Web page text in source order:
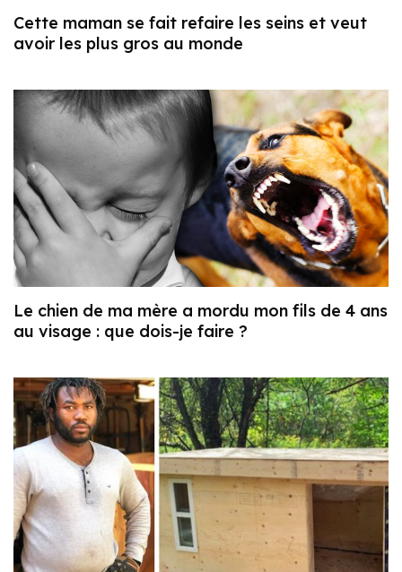
Cette maman se fait refaire les seins et veut
avoir les plus gros au monde
Le chien de ma mère a mordu mon fils de 4 ans
au visage : que dois-je faire ?